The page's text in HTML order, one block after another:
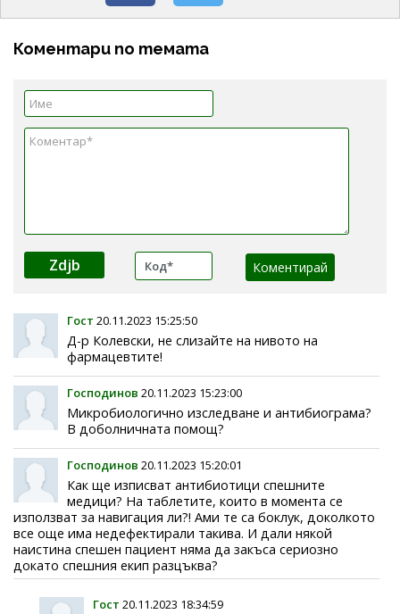
Коментари по темата
Zdjb
Гост 20.11.2023 15:25:50
Д-р Колевски, не слизайте на нивото на
фармацевтите!
Господинов 20.11.2023 15:23:00
Микробиологично изследване и антибиограма?
В доболничната помощ?
Господинов 20.11.2023 15:20:01
Как ще изписват антибиотици спешните
медици? На таблетите, които в момента се
използват за навигация ли?! Ами те са боклук, доколкото
все още има недефектирали такива. И дали някой
наистина спешен пациент няма да закъса сериозно
докато спешния екип разцъква?
Гост 20.11.2023 18:34:59